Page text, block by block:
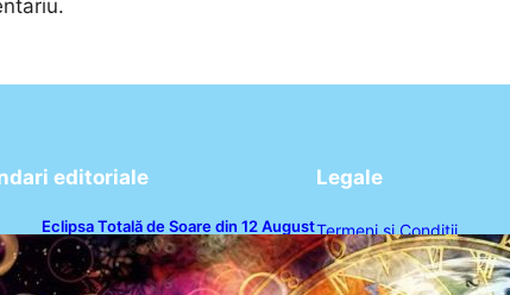
editoriale
Eclipsa Totală de Soare din 12 August
2026: O Analiză a Impactului asupra
Trei Zodii și a Ciclului de 18 Ani
Legale
Termeni și Condiții
Politica de